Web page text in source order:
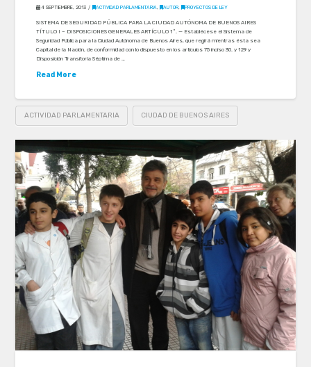
4 SEPTIEMBRE, 2013 ACTIVIDAD PARLAMENTARIA , AUTOR , PROYECTOS DE LEY
SISTEMA DE SEGURIDAD PÚBLICA PARA LA CIUDAD AUTÓNOMA DE BUENOS AIRES
TÍTULO I – DISPOSICIONES GENERALES ARTÍCULO 1º. — Establécese el Sistema de
Seguridad Pública para la Ciudad Autónoma de Buenos Aires, que regirá mientras ésta sea
Capital de la Nación, de conformidad con lo dispuesto en los artículos 75 inciso 30. y 129 y
Disposición Transitoria Séptima de …
Read More
ACTIVIDAD PARLAMENTARIA CIUDAD DE BUENOS AIRES